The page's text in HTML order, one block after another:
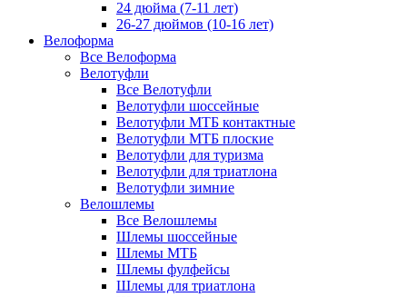
24 дюйма (7-11 лет)
26-27 дюймов (10-16 лет)
Велоформа
Все Велоформа
Велотуфли
Все Велотуфли
Велотуфли шоссейные
Велотуфли МТБ контактные
Велотуфли МТБ плоские
Велотуфли для туризма
Велотуфли для триатлона
Велотуфли зимние
Велошлемы
Все Велошлемы
Шлемы шоссейные
Шлемы МТБ
Шлемы фулфейсы
Шлемы для триатлона